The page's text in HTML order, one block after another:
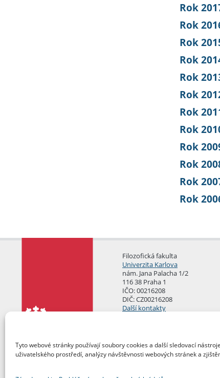
Tyto webové stránky používají soubory cookies a další sledovací
uživatelského prostředí, analýzy návštěvnosti webových stránek a
Rok
Rok
Rok
Rok
Rok
Rok
Rok
Rok
Rok
Rok
Rok
Rok
Filozofická fakulta
Univerzita Karlova
nám. Jana Palacha 1/2
116 38 Praha 1
IČO: 00216208
DIČ: CZ00216208
Další kontakty